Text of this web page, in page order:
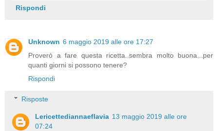
Rispondi
Unknown 6 maggio 2019 alle ore 17:27
Proverò a fare questa ricetta..sembra molto buona...per
quanti giorni si possono tenere?
Rispondi
Risposte
Lericettediannaeflavia 13 maggio 2019 alle ore
07:24